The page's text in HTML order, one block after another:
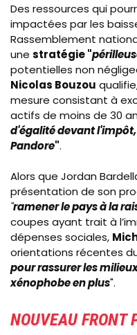
Des ressources qui
impactées par les
Rassemblement
une stratégie "
potentielles non
Nicolas Bouzou
mesure consistant à
actifs de moins de 30
d'égalité devant
Pandore".
Alors que Jordan
présentation de son
"ramener le pays à la
coupes ayant trait à
dépenses sociales,
orientations récentes
pour rassurer les
xénophobe en plus".
NOUVEAU FRONT